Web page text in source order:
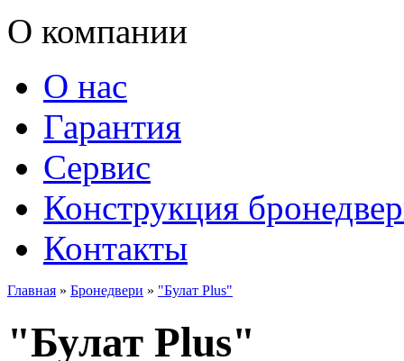
О компании
О нас
Гарантия
Сервис
Конструкция
Контакты
Главная » Бронедвери » "Булат Plus"
"Булат Plus"